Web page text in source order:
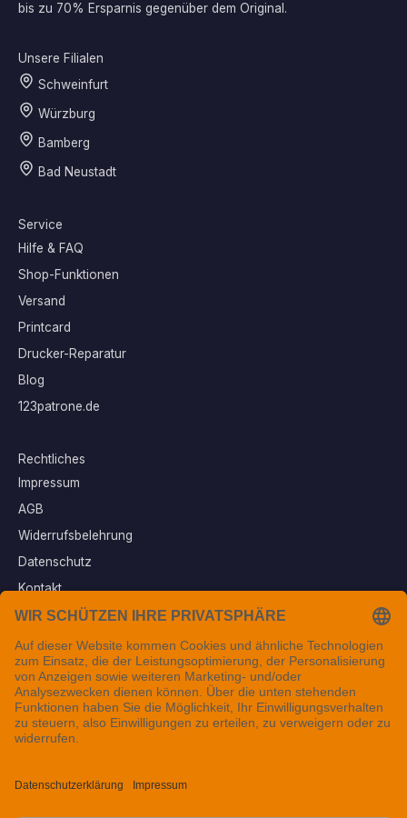
bis zu 70% Ersparnis gegenüber dem Original.
Unsere Filialen
Schweinfurt
Würzburg
Bamberg
Bad Neustadt
Service
Hilfe & FAQ
Shop-Funktionen
Versand
Printcard
Drucker-Reparatur
Blog
123patrone.de
Rechtliches
Impressum
AGB
Widerrufsbelehrung
Datenschutz
Kontakt
Vertrag widerrufen
Sichere Zahlungsarten